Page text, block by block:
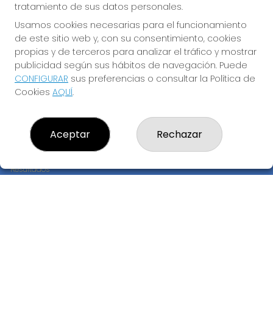
Imagen anterior
ADMINISTRACIÓN EL PELOTAZO
¿Quiénes somos?
Resultados
tratamiento de sus datos personales.
Usamos cookies necesarias para el funcionamiento
de este sitio web y, con su consentimiento, cookies
propias y de terceros para analizar el tráfico y mostrar
publicidad según sus hábitos de navegación. Puede
CONFIGURAR sus preferencias o consultar la Política de
Cookies AQUÍ.
Aceptar Rechazar